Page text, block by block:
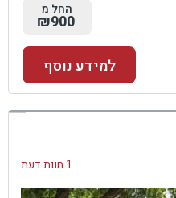
החל מ
₪900
למידע נוסף
1 חוות דעת